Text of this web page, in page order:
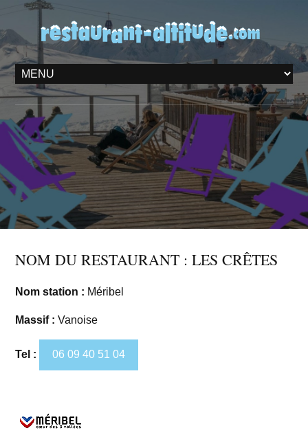
NOM DU RESTAURANT : LES CRÊTES
Nom station : Méribel
Massif : Vanoise
Tel : 06 09 40 51 04